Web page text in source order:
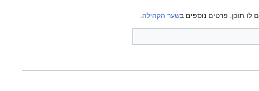
לו תוכן. פרטים נוספים בשער הקהילה